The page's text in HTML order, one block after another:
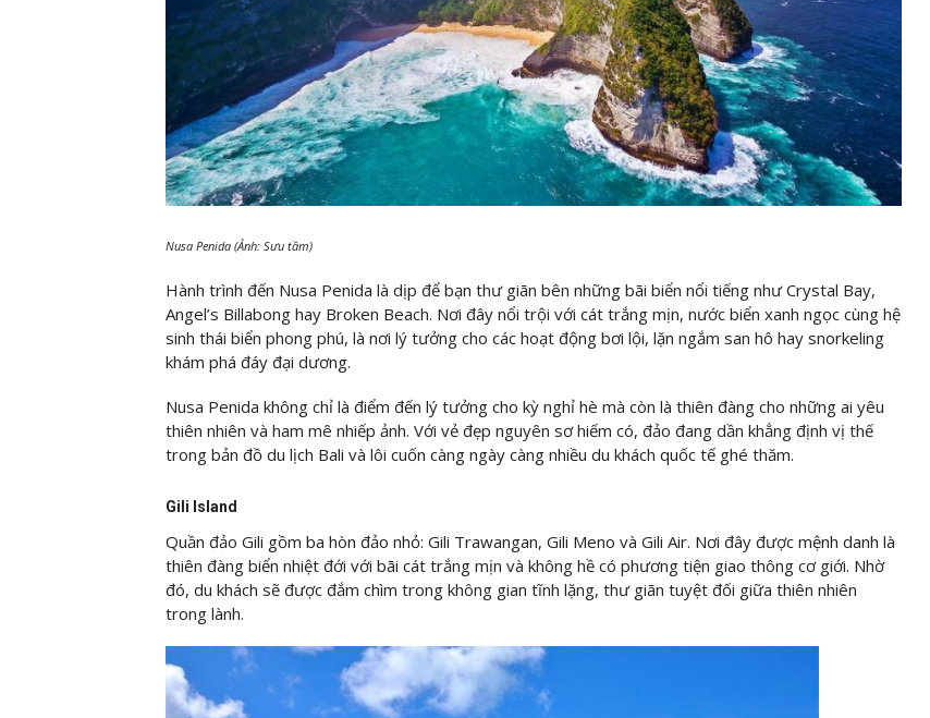
Nusa Penida (Ảnh: Sưu tầm)
Hành trình đến Nusa Penida là dịp để bạn thư giãn bên những bãi biển nổi tiếng như Crystal Bay,
Angel’s Billabong hay Broken Beach. Nơi đây nổi trội với cát trắng mịn, nước biển xanh ngọc cùng hệ
sinh thái biển phong phú, là nơi lý tưởng cho các hoạt động bơi lội, lặn ngắm san hô hay snorkeling
khám phá đáy đại dương.
Nusa Penida không chỉ là điểm đến lý tưởng cho kỳ nghỉ hè mà còn là thiên đàng cho những ai yêu
thiên nhiên và ham mê nhiếp ảnh. Với vẻ đẹp nguyên sơ hiếm có, đảo đang dần khẳng định vị thế
trong bản đồ du lịch Bali và lôi cuốn càng ngày càng nhiều du khách quốc tế ghé thăm.
Gili Island
Quần đảo Gili gồm ba hòn đảo nhỏ: Gili Trawangan, Gili Meno và Gili Air. Nơi đây được mệnh danh là
thiên đàng biển nhiệt đới với bãi cát trắng mịn và không hề có phương tiện giao thông cơ giới. Nhờ
đó, du khách sẽ được đắm chìm trong không gian tĩnh lặng, thư giãn tuyệt đối giữa thiên nhiên
trong lành.